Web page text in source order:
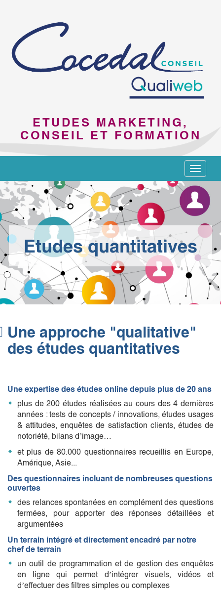
ETUDES MARKETING,
CONSEIL ET FORMATION
Toggle
Etudes quantitatives
Une approche "qualitative"
des études quantitatives
Une expertise des études online depuis plus de 20 ans
plus de 200 études réalisées au cours des 4 dernières
années : tests de concepts / innovations, études usages
& attitudes, enquêtes de satisfaction clients, études de
notoriété, bilans d’image…
et plus de 80.000 questionnaires recueillis en Europe,
Amérique, Asie...
Des questionnaires incluant de nombreuses questions
ouvertes
des relances spontanées en complément des questions
fermées, pour apporter des réponses détaillées et
argumentées
Un terrain intégré et directement encadré par notre
chef de terrain
un outil de programmation et de gestion des enquêtes
en ligne qui permet d’intégrer visuels, vidéos et
d’effectuer des filtres simples ou complexes